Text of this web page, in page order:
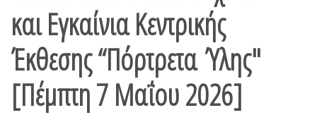
και Εγκαίνια Κεντρικής
Έκθεσης “Πόρτρετα Ύλης"
[Πέμπτη 7 Μαΐου 2026]